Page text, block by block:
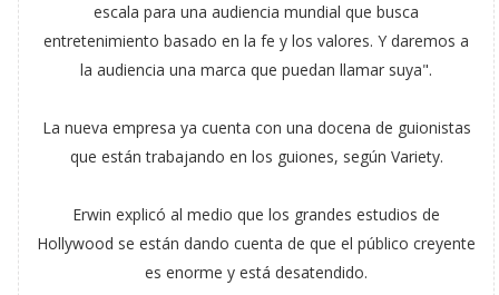
escala para una audiencia mundial que busca
entretenimiento basado en la fe y los valores. Y daremos a
la audiencia una marca que puedan llamar suya".
La nueva empresa ya cuenta con una docena de guionistas
que están trabajando en los guiones, según Variety.
Erwin explicó al medio que los grandes estudios de
Hollywood se están dando cuenta de que el público creyente
es enorme y está desatendido.